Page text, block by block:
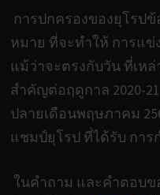
การปกครองของยุโรป
หมาย ที่จะทำให้ การแข่
แม้ว่าจะตรงกับวัน ที่เห
สำคัญต่อฤดูกาล 2020-
ปลายเดือนพฤษภาคม
แชมป์ยุโรป ที่ได้รับ กา
ในคำถาม และคำตอบข